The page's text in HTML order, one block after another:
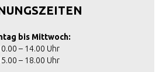
bis Mittwoch:
– 14.00 Uhr
– 18.00 Uhr